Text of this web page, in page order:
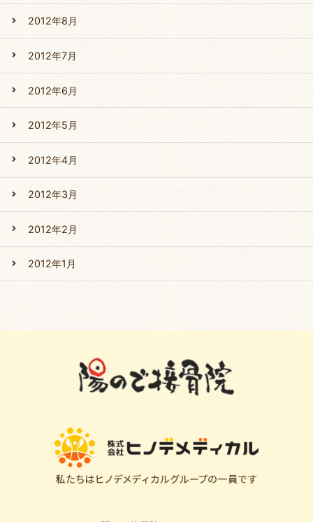
2012年8月
2012年7月
2012年6月
2012年5月
2012年4月
2012年3月
2012年2月
2012年1月